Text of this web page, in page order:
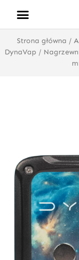
treści
Strona główna /
DynaVap /